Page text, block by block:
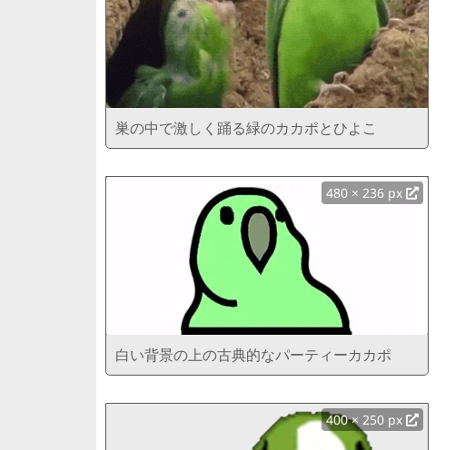
巣の中で激しく踊る緑のカカポとひよこ
480 × 236 px
白い背景の上の古典的なパーティーカカポ
400 × 250 px